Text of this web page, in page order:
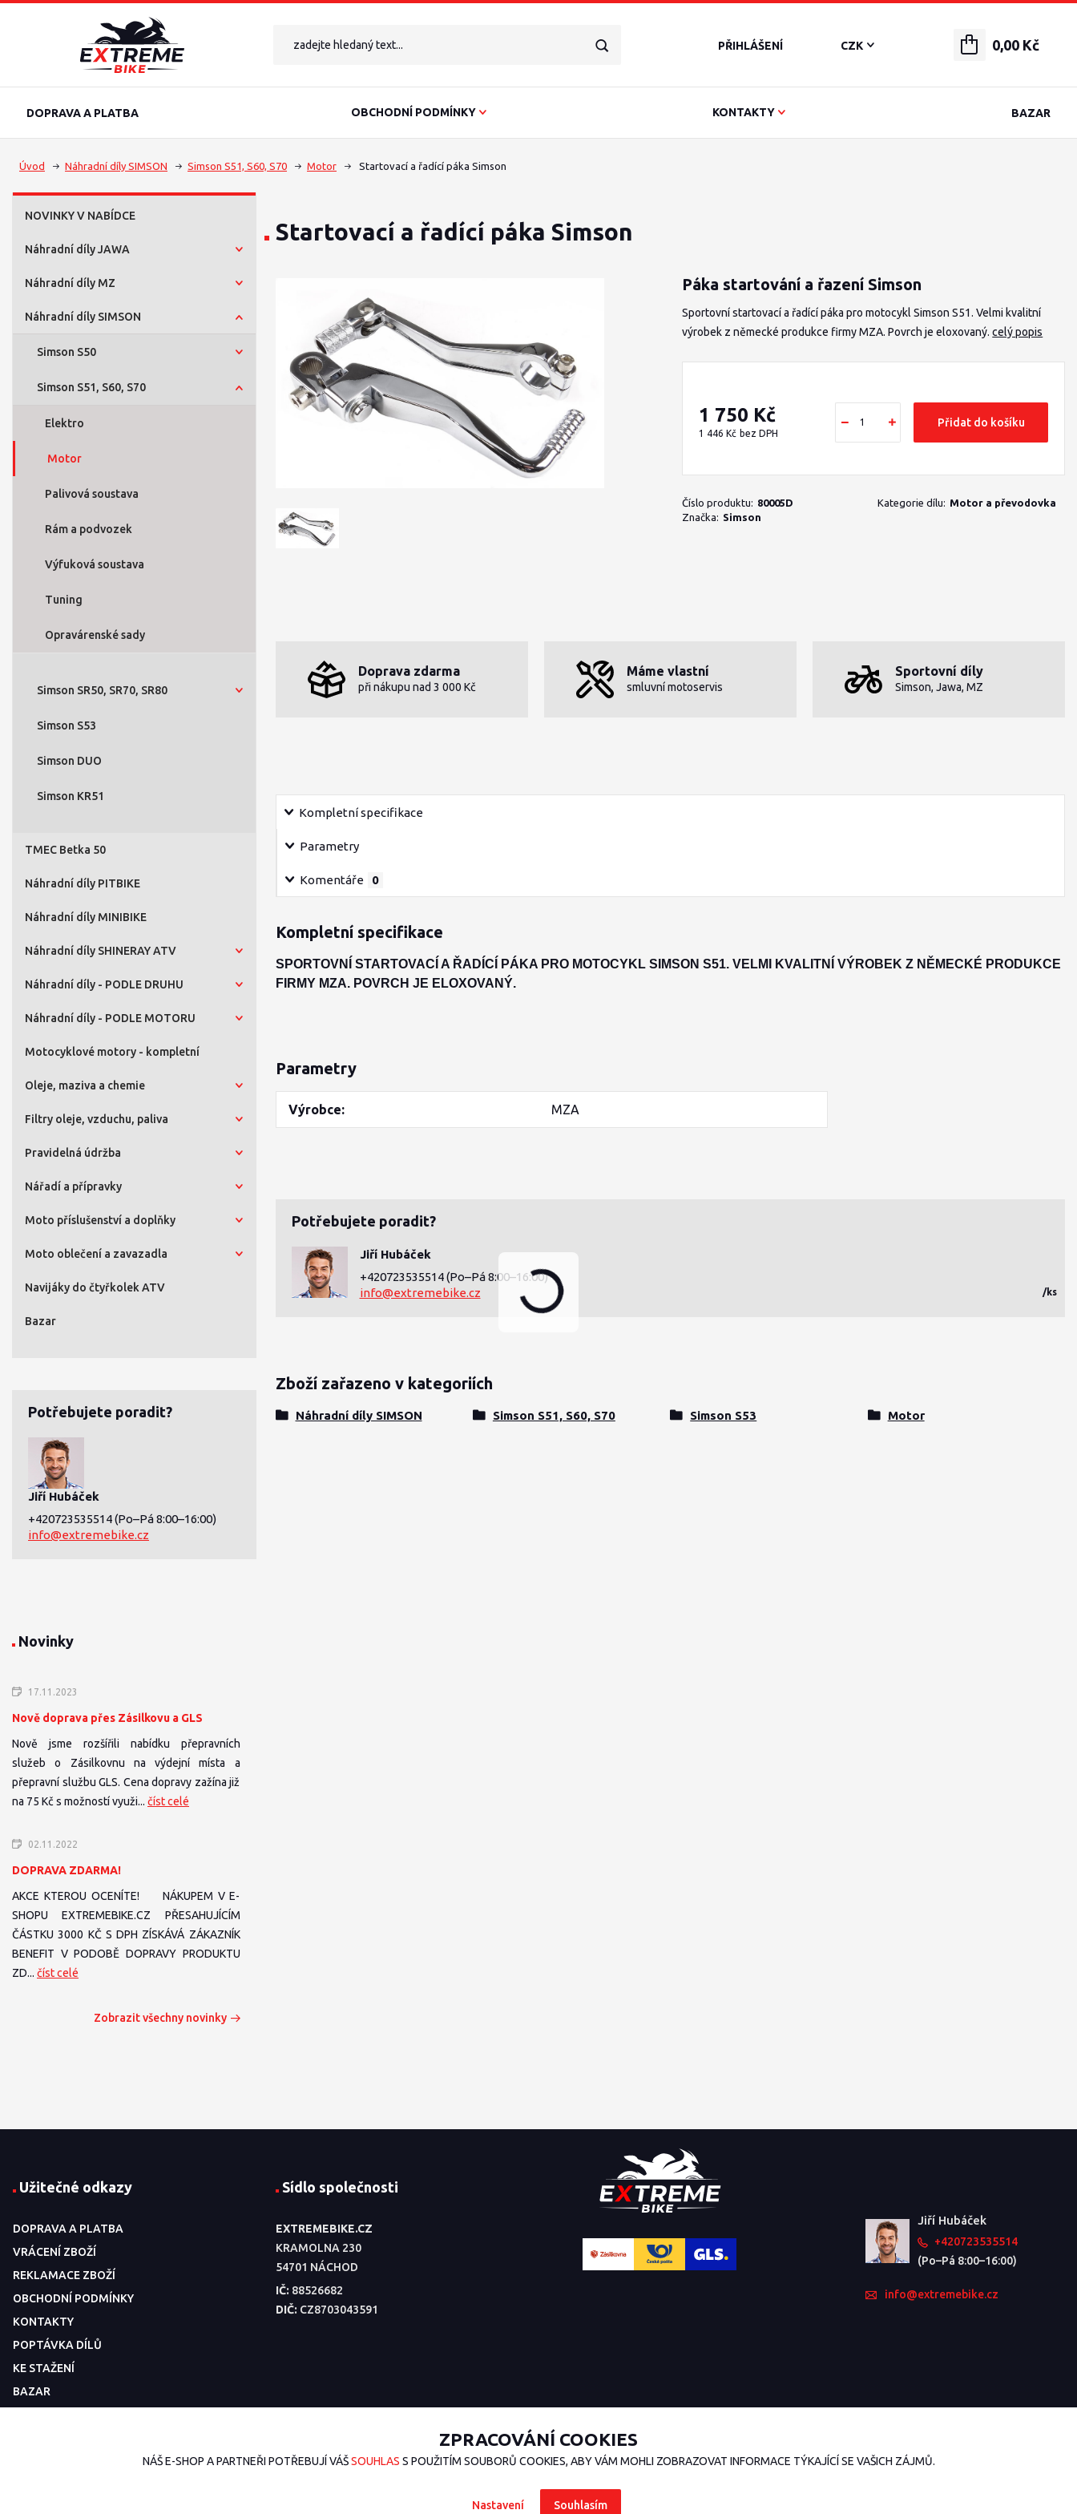
DOPRAVA A PLATBA OBCHODNÍ PODMÍNKY KONTAKTY BAZAR
CZK
PŘIHLÁŠENÍ 0,00 Kč
Úvod Náhradní díly SIMSON Simson S51, S60, S70 Motor Startovací a řadící páka Simson
NOVINKY V NABÍDCE
Náhradní díly JAWA
Náhradní díly MZ
Náhradní díly SIMSON
Simson S50
Simson S51, S60, S70
Elektro
Motor
Palivová soustava
Rám a podvozek
Výfuková soustava
Tuning
Opravárenské sady
Simson SR50, SR70, SR80
Simson S53
Simson DUO
Simson KR51
TMEC Betka 50
Náhradní díly PITBIKE
Náhradní díly MINIBIKE
Náhradní díly SHINERAY ATV
Náhradní díly - PODLE DRUHU
Náhradní díly - PODLE MOTORU
Motocyklové motory - kompletní
Oleje, maziva a chemie
Filtry oleje, vzduchu, paliva
Pravidelná údržba
Nářadí a přípravky
Moto příslušenství a doplňky
Moto oblečení a zavazadla
Navijáky do čtyřkolek ATV
Bazar
Potřebujete poradit?
Jiří Hubáček
+420723535514(Po–Pá 8:00–16:00)
info@extremebike.cz
Novinky
17.11.2023
Nově doprava přes Zásilkovu a GLS
Nově jsme rozšířili nabídku přepravních
služeb o Zásilkovnu na výdejní místa a
přepravní službu GLS. Cena dopravy zažína již
na 75 Kč s možností využi... číst celé
02.11.2022
DOPRAVA ZDARMA!
AKCE KTEROU OCENÍTE! NÁKUPEM V E-
SHOPU EXTREMEBIKE.CZ PŘESAHUJÍCÍM
ČÁSTKU 3000 KČ S DPH ZÍSKÁVÁ ZÁKAZNÍK
BENEFIT V PODOBĚ DOPRAVY PRODUKTU
ZD... číst celé
Zobrazit všechny novinky
Startovací a řadící páka Simson
Páka startování a řazení Simson
Sportovní startovací a řadící páka pro motocykl Simson S51. Velmi kvalitní
výrobek z německé produkce firmy MZA. Povrch je eloxovaný.celý popis
1 750 Kč
/ks
1 446 Kč bez DPH
Přidat do košíku
Číslo produktu: 80005D Kategorie dílu: Motor a převodovka
Značka: Simson
Doprava zdarma
při nákupu nad 3 000 Kč
Máme vlastní
smluvní motoservis
Sportovní díly
Simson, Jawa, MZ
Kompletní specifikace
Parametry
Komentáře 0
Kompletní specifikace
SPORTOVNÍ STARTOVACÍ A ŘADÍCÍ PÁKA PRO MOTOCYKL SIMSON S51. VELMI KVALITNÍ VÝROBEK Z NĚMECKÉ PRODUKCE
FIRMY MZA. POVRCH JE ELOXOVANÝ.
Parametry
Výrobce MZA
Potřebujete poradit?
Jiří Hubáček
+420723535514(Po–Pá 8:00–16:00)
info@extremebike.cz
Zboží zařazeno v kategoriích
Náhradní díly SIMSON Simson S51, S60, S70 Simson S53 Motor
Užitečné odkazy
DOPRAVA A PLATBA
VRÁCENÍ ZBOŽÍ
REKLAMACE ZBOŽÍ
OBCHODNÍ PODMÍNKY
KONTAKTY
POPTÁVKA DÍLŮ
KE STAŽENÍ
BAZAR
Sídlo společnosti
EXTREMEBIKE.CZ
KRAMOLNA 230
54701 NÁCHOD
IČ: 88526682
DIČ: CZ8703043591
Jiří Hubáček
+420723535514
(Po–Pá 8:00–16:00)
info@extremebike.cz
ZPRACOVÁNÍ COOKIES
NÁŠ E-SHOP A PARTNEŘI POTŘEBUJÍ VÁŠSOUHLAS S POUŽITÍM SOUBORŮ COOKIES, ABY VÁM MOHLI ZOBRAZOVAT INFORMACE TÝKAJÍCÍ SE VAŠICH ZÁJMŮ.
Nastavení Souhlasím